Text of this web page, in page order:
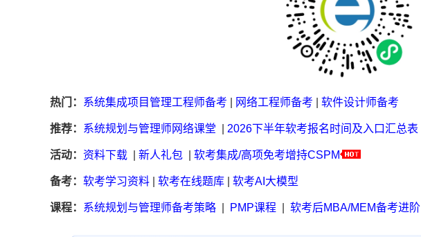
热门： 系统集成项目管理工程师备考 网络工程师备考 软件设计师备考
推荐： 系统规划与管理师网络课堂 2026下半年软考报名时间及入口汇总表
活动： 资料下载 新人礼包 软考集成/高项免考增持CSPM
备考： 软考学习资料 软考在线题库 软考AI大模型
课程： 系统规划与管理师备考策略 PMP课程 软考后MBA/MEM备考进阶